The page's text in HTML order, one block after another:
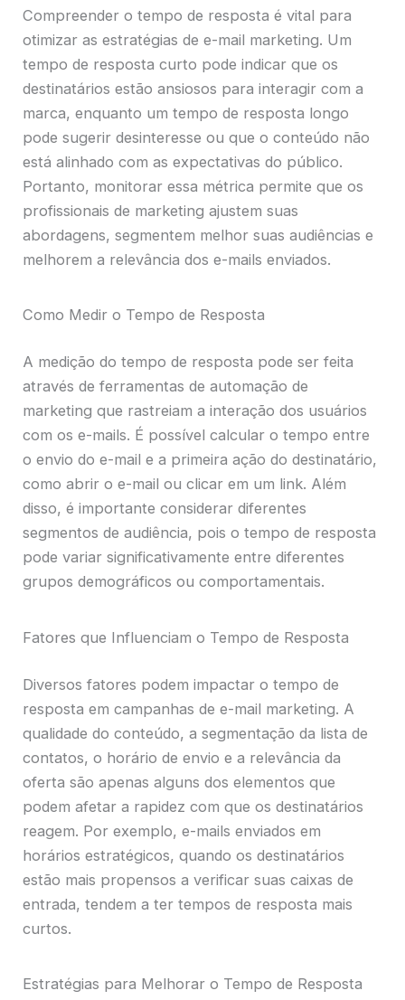
Compreender o tempo de resposta é vital para
otimizar as estratégias de e-mail marketing. Um
tempo de resposta curto pode indicar que os
destinatários estão ansiosos para interagir com a
marca, enquanto um tempo de resposta longo
pode sugerir desinteresse ou que o conteúdo não
está alinhado com as expectativas do público.
Portanto, monitorar essa métrica permite que os
profissionais de marketing ajustem suas
abordagens, segmentem melhor suas audiências e
melhorem a relevância dos e-mails enviados.
Como Medir o Tempo de Resposta
A medição do tempo de resposta pode ser feita
através de ferramentas de automação de
marketing que rastreiam a interação dos usuários
com os e-mails. É possível calcular o tempo entre
o envio do e-mail e a primeira ação do destinatário,
como abrir o e-mail ou clicar em um link. Além
disso, é importante considerar diferentes
segmentos de audiência, pois o tempo de resposta
pode variar significativamente entre diferentes
grupos demográficos ou comportamentais.
Fatores que Influenciam o Tempo de Resposta
Diversos fatores podem impactar o tempo de
resposta em campanhas de e-mail marketing. A
qualidade do conteúdo, a segmentação da lista de
contatos, o horário de envio e a relevância da
oferta são apenas alguns dos elementos que
podem afetar a rapidez com que os destinatários
reagem. Por exemplo, e-mails enviados em
horários estratégicos, quando os destinatários
estão mais propensos a verificar suas caixas de
entrada, tendem a ter tempos de resposta mais
curtos.
Estratégias para Melhorar o Tempo de Resposta